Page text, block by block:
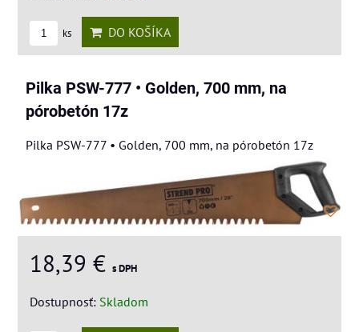
ks DO KOŠÍKA
Pilka PSW-777 • Golden, 700 mm, na
pórobetón 17z
Pilka PSW-777 • Golden, 700 mm, na pórobetón 17z
18,39 € s DPH
Dostupnosť: Skladom